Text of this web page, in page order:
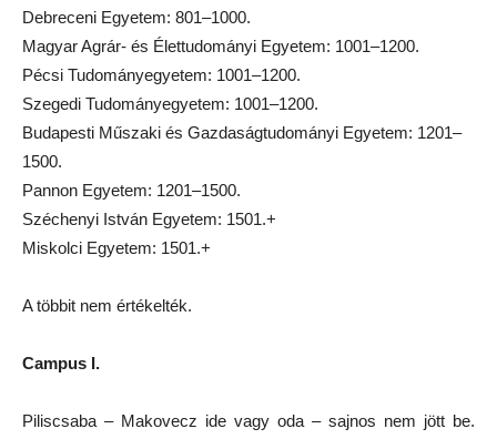
Debreceni Egyetem: 801–1000.
Magyar Agrár- és Élettudományi Egyetem: 1001–1200.
Pécsi Tudományegyetem: 1001–1200.
Szegedi Tudományegyetem: 1001–1200.
Budapesti Műszaki és Gazdaságtudományi Egyetem: 1201–
1500.
Pannon Egyetem: 1201–1500.
Széchenyi István Egyetem: 1501.+
Miskolci Egyetem: 1501.+
A többit nem értékelték.
Campus I.
Piliscsaba – Makovecz ide vagy oda – sajnos nem jött be.